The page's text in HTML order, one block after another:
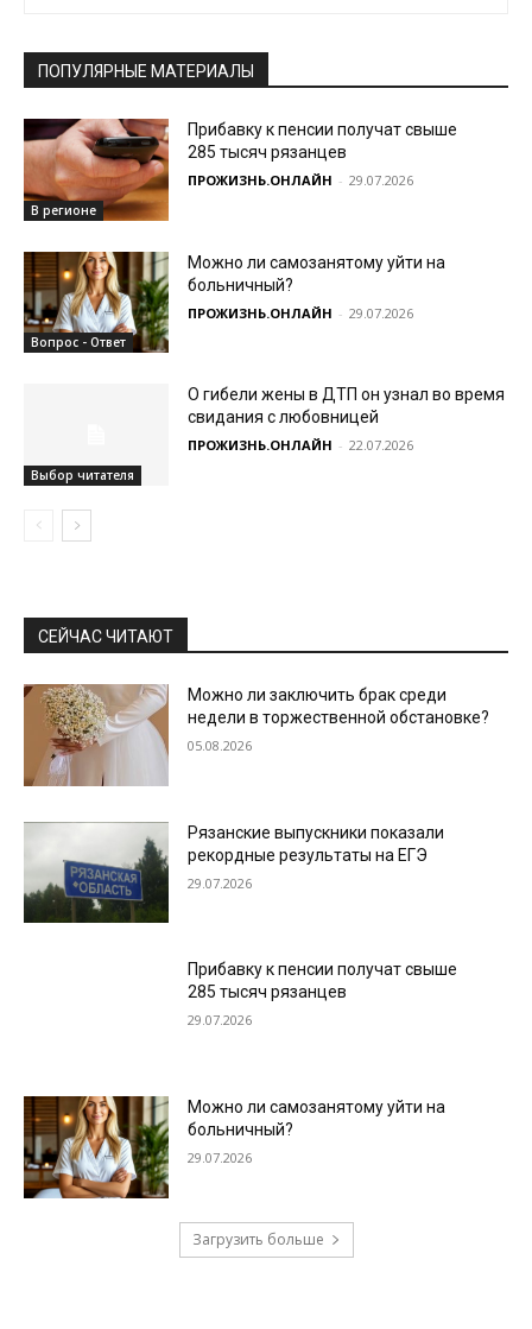
ПОПУЛЯРНЫЕ МАТЕРИАЛЫ
В регионе
Прибавку к пенсии получат свыше
285 тысяч рязанцев
ПРОЖИЗНЬ.ОНЛАЙН - 29.07.2026
Вопрос - Ответ
Можно ли самозанятому уйти на
больничный?
ПРОЖИЗНЬ.ОНЛАЙН - 29.07.2026
Выбор читателя
О гибели жены в ДТП он узнал во время
свидания с любовницей
ПРОЖИЗНЬ.ОНЛАЙН - 22.07.2026
СЕЙЧАС ЧИТАЮТ
Можно ли заключить брак среди
недели в торжественной обстановке?
05.08.2026
Рязанские выпускники показали
рекордные результаты на ЕГЭ
29.07.2026
Прибавку к пенсии получат свыше
285 тысяч рязанцев
29.07.2026
Можно ли самозанятому уйти на
больничный?
29.07.2026
Загрузить больше